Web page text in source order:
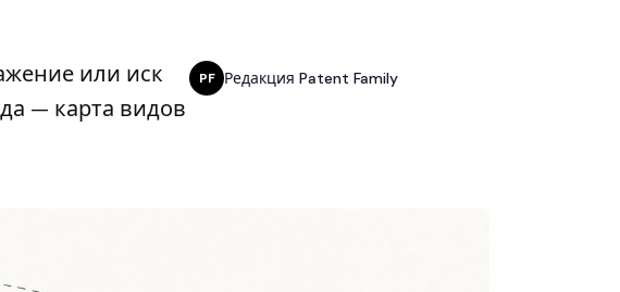
или иск
— карта видов
PF Редакция Patent Family